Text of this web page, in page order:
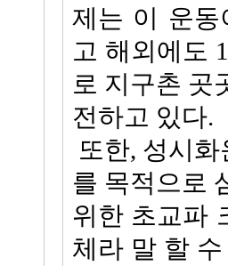
제는 이 운동
고 해외에도
로 지구촌 곳
전하고 있다.
또한, 성시
를 목적으로
위한 초교파
체라 말 할